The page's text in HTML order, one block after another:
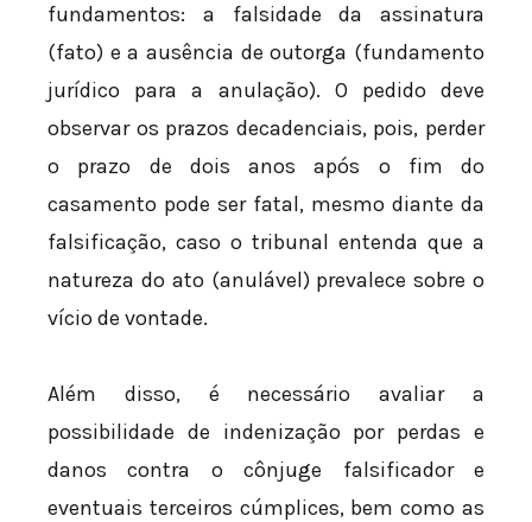
fundamentos: a falsidade da assinatura
(fato) e a ausência de outorga (fundamento
jurídico para a anulação). O pedido deve
observar os prazos decadenciais, pois, perder
o prazo de dois anos após o fim do
casamento pode ser fatal, mesmo diante da
falsificação, caso o tribunal entenda que a
natureza do ato (anulável) prevalece sobre o
vício de vontade.
Além disso, é necessário avaliar a
possibilidade de indenização por perdas e
danos contra o cônjuge falsificador e
eventuais terceiros cúmplices, bem como as